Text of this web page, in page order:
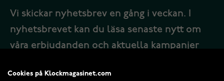
Vi skickar nyhetsbrev en gång i veckan. I
nyhetsbrevet kan du läsa senaste nytt om
våra erbjudanden och aktuella kampanjer
Cookies på Klockmagasinet.com